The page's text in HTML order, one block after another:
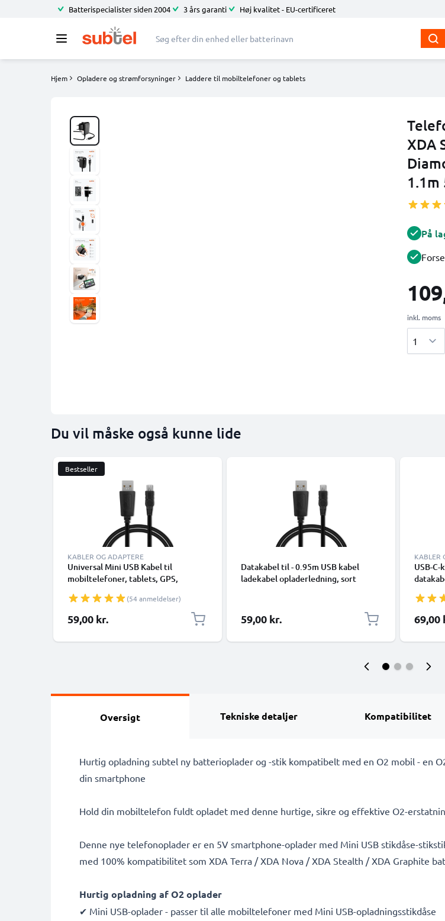
Batterispecialister siden 2004 3 års garanti Høj kvalitet - EU-certificeret
Hjem Opladere og strømforsyninger Laddere til mobiltelefoner og tablets
XDA
1.1m
På
inkl. moms
Du vil måske også kunne lide
Bestseller
KABLER OG ADAPTERE
Universal Mini USB Kabel til
mobiltelefoner, tablets, GPS,
1m PVC Opladning/opladerkabel -
Sort
(54 anmeldelser)
59,00 kr.
Datakabel til - 0.95m USB kabel
ladekabel opladerledning, sort
59,00 kr.
KABLER
USB-C-
Google
mange
69,00
Oversigt Tekniske detaljer Kompatibilitet
Hurtig opladning subtel ny batterioplader og -stik kompatibelt med en O2 mobil - en
din smartphone
Hold din mobiltelefon fuldt opladet med denne hurtige, sikre og effektive O2-
Denne nye telefonoplader er en 5V smartphone-oplader med Mini USB stikdåse-
med 100% kompatibilitet som XDA Terra / XDA Nova / XDA Stealth / XDA Graphite
Hurtig opladning af O2 oplader
✔ Mini USB-oplader - passer til alle mobiltelefoner med Mini USB-opladningsstikdåse